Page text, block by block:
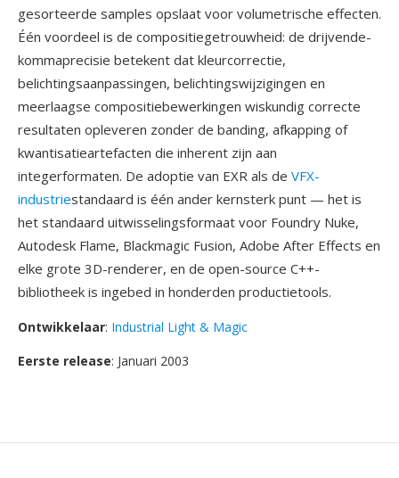
gesorteerde samples opslaat voor volumetrische effecten.
Één voordeel is de compositiegetrouwheid: de drijvende-
kommaprecisie betekent dat kleurcorrectie,
belichtingsaanpassingen, belichtingswijzigingen en
meerlaagse compositiebewerkingen wiskundig correcte
resultaten opleveren zonder de banding, afkapping of
kwantisatieartefacten die inherent zijn aan
integerformaten. De adoptie van EXR als de VFX-
industriestandaard is één ander kernsterk punt — het is
het standaard uitwisselingsformaat voor Foundry Nuke,
Autodesk Flame, Blackmagic Fusion, Adobe After Effects en
elke grote 3D-renderer, en de open-source C++-
bibliotheek is ingebed in honderden productietools.
Ontwikkelaar: Industrial Light & Magic
Eerste release: Januari 2003